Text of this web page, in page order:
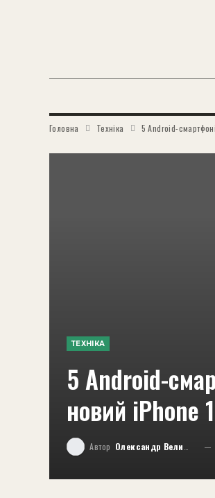
Головна Техніка 5 Android-
ТЕХНІКА
5 Android-
новий iPhone
Автор Олександр Великий